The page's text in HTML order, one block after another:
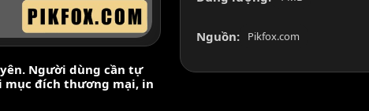
Người dùng cần tự
mục đích thương mại, in
Nguồn: Pikfox.com